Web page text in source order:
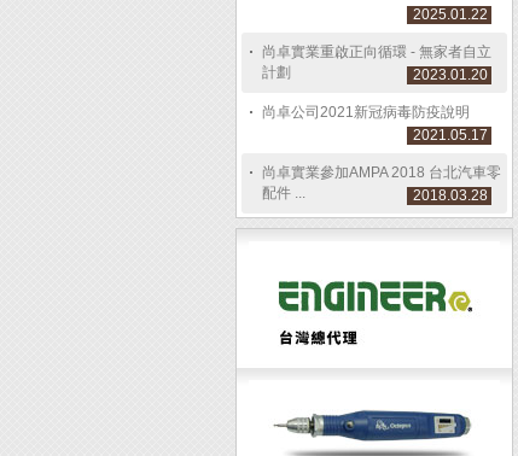
2025.01.22
尚卓實業重啟正向循環 - 無家者自立
計劃
2023.01.20
尚卓公司2021新冠病毒防疫說明
2021.05.17
尚卓實業參加AMPA 2018 台北汽車零
配件 ...
2018.03.28